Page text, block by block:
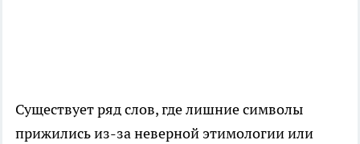
Существует ряд слов, где лишние символы
прижились из-за неверной этимологии или